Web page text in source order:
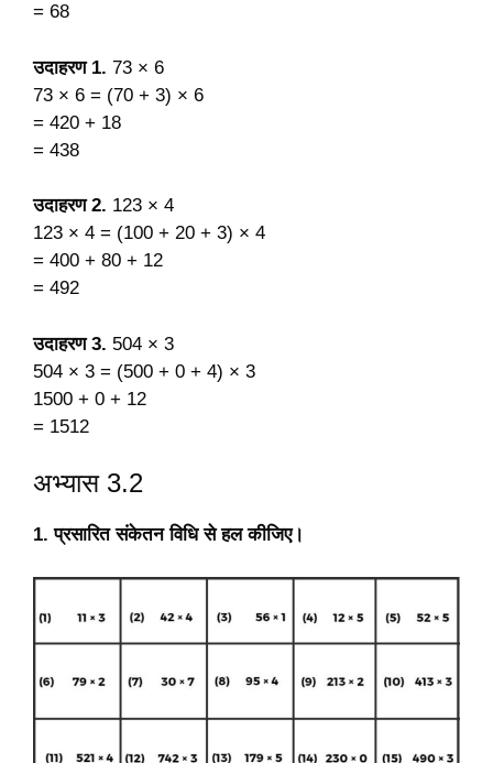
= 68
उदाहरण 1. 73 × 6
73 × 6 = (70 + 3) × 6
= 420 + 18
= 438
उदाहरण 2. 123 × 4
123 × 4 = (100 + 20 + 3) × 4
= 400 + 80 + 12
= 492
उदाहरण 3. 504 × 3
504 × 3 = (500 + 0 + 4) × 3
1500 + 0 + 12
= 1512
अभ्यास 3.2
1. प्रसारित संकेतन विधि से हल कीजिए।